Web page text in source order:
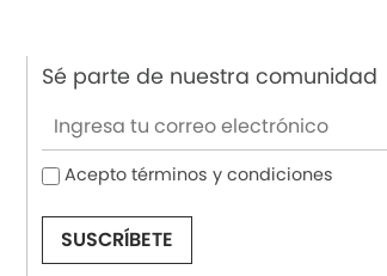
Sé parte de nuestra comunidad
Acepto términos y condiciones